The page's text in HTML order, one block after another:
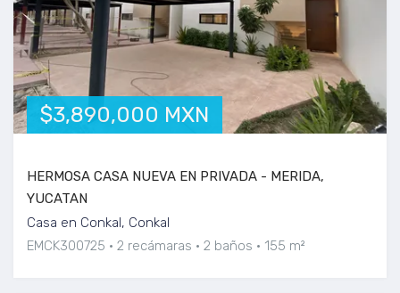
$3,890,000 MXN
HERMOSA CASA NUEVA EN PRIVADA - MERIDA,
YUCATAN
Casa en Conkal, Conkal
EMCK300725
2 recámaras 2 baños 155 m²